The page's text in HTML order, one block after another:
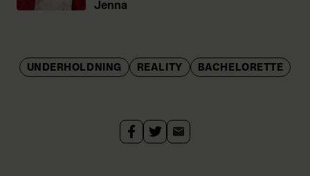
Jenna
UNDERHOLDNING REALITY BACHELORETTE